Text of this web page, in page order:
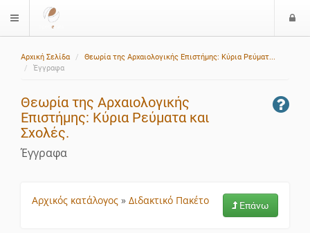
$langMenu
Αρχική Σελίδα
Θεωρία της Αρχαιολογικής Επιστήμης: Κύρια Ρεύματ...
Έγγραφα
Θεωρία της Αρχαιολογικής
Επιστήμης: Κύρια Ρεύματα και
Σχολές.
Έγγραφα
Επάνω
Αρχικός κατάλογος » Διδακτικό Πακέτο